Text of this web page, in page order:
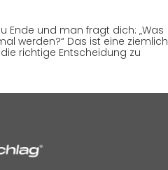
Ende und man fragt dich: „Was
werden?“ Das ist eine ziemlich
richtige Entscheidung zu